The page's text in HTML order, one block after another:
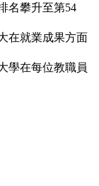
名攀升至第54
在就業成果方面
學在每位教職員